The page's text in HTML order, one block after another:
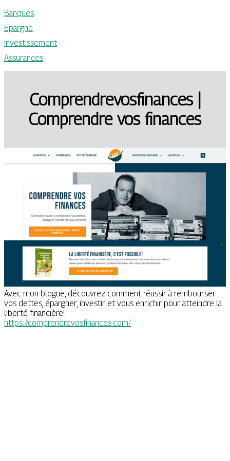
Banques
Epargne
Investissement
Assurances
Comprendrevosfi­nan­ces |
Comprendre vos finances
Avec mon blogue, découvrez comment réussir à rembourser
vos dettes, épargner, investir et vous enrichir pour atteindre la
liberté financière!
https://comprendrevosfinances.com/